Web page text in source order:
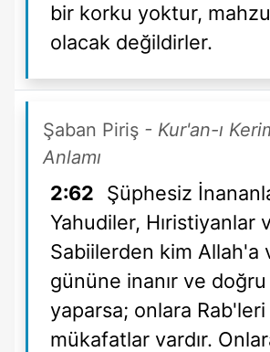
bir korku yoktur,
olacak değildirler.
Şaban Piriş - Kur'an-ı
Anlamı
2:62
Şüphesiz
Yahudiler, Hıristiyanlar
Sabiilerden kim Allah'a
gününe inanır ve doğru
yaparsa; onlara Rab'leri
mükafatlar vardır.